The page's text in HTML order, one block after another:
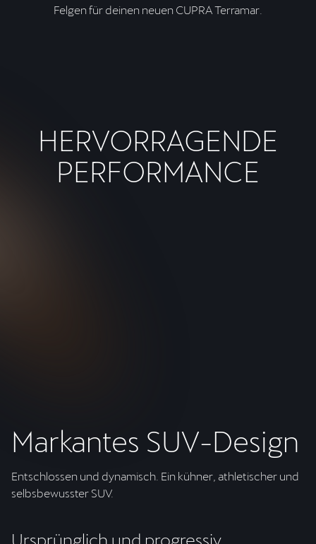
Felgen für deinen neuen CUPRA Terramar.
HERVORRAGENDE
PERFORMANCE
Markantes SUV-Design
Entschlossen und dynamisch. Ein kühner, athletischer und
selbsbewusster SUV.
Ursprünglich und progressiv